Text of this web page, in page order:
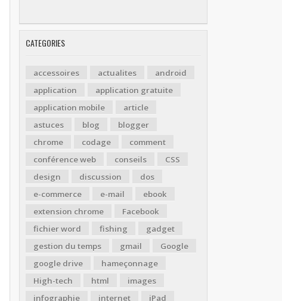
CATEGORIES
accessoires actualites
android
application
application gratuite
application mobile
article
astuces
blog
blogger
chrome
codage
comment
conférence web
conseils
CSS
design
discussion
dos
e-commerce
e-mail
ebook
extension chrome
Facebook
fichier word
fishing
gadget
gestion du temps
gmail
Google
google drive
hameçonnage
High-tech
html
images
infographie
internet
iPad